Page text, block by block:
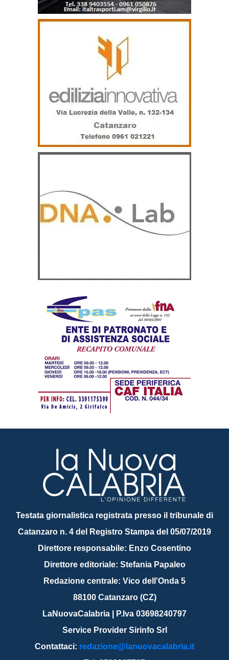
Testata giornalistica registrata presso il tribunale di
Catanzaro n. 4 del Registro Stampa del 05/07/2019
Direttore responsabile: Enzo Cosentino
Direttore editoriale: Stefania Papaleo
Redazione centrale: Vico dell'Onda 5
88100 Catanzaro (CZ)
LaNuovaCalabria | P.Iva 03698240797
Service Provider Sirinfo Srl
Contattaci: redazione@lanuovacalabria.it